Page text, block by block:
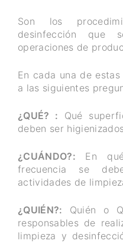
Son los
desinfección que
operaciones de
En cada una de
a las siguientes
¿QUÉ? : Qué
deben ser
¿CUÁNDO?: En
frecuencia se
actividades de
¿QUIÉN?: Quién o
responsables de
limpieza y